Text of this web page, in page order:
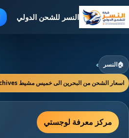
النسر للشحن الدولي
🏠النسر ›
اسعار الشحن من البحرين الى خميس مشيط Archives - النسر للشحن الدولي
مركز معرفة لوجستي